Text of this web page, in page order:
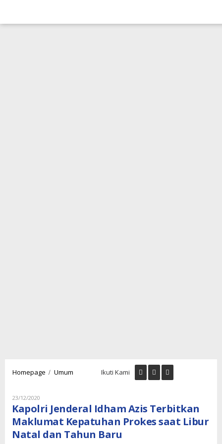
Homepage / Umum
Terbitkan
Maklumat
Kepatuhan
Prokes
Ikuti Kami
23/12/2020
Lukman
Nugraha
Kapolri Jenderal Idham Azis Terbitkan
Maklumat Kepatuhan Prokes saat Libur
Natal dan Tahun Baru